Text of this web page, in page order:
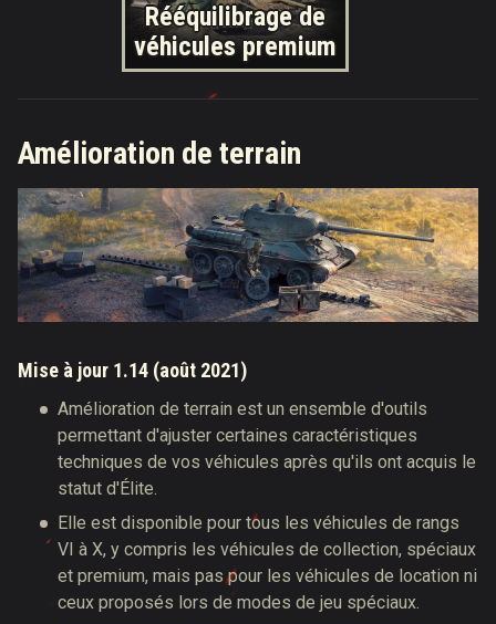
Rééquilibrage de
véhicules premium
Amélioration de terrain
Mise à jour 1.14 (août 2021)
Amélioration de terrain est un ensemble d'outils
permettant d'ajuster certaines caractéristiques
techniques de vos véhicules après qu'ils ont acquis le
statut d'Élite.
Elle est disponible pour tous les véhicules de rangs
VI à X, y compris les véhicules de collection, spéciaux
et premium, mais pas pour les véhicules de location ni
ceux proposés lors de modes de jeu spéciaux.